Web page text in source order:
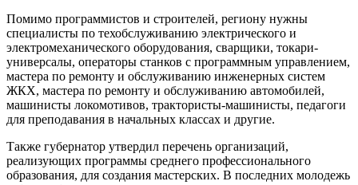
Помимо программистов и строителей, региону нужны
специалисты по техобслуживанию электрического и
электромеханического оборудования, сварщики, токари-
универсалы, операторы станков с программным управлением,
мастера по ремонту и обслуживанию инженерных систем
ЖКХ, мастера по ремонту и обслуживанию автомобилей,
машинисты локомотивов, трактористы-машинисты, педагоги
для преподавания в начальных классах и другие.
Также губернатор утвердил перечень организаций,
реализующих программы среднего профессионального
образования, для создания мастерских. В последних молодежь